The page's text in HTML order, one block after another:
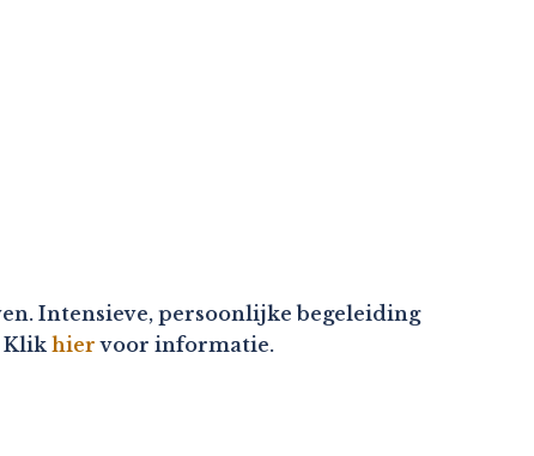
Intensieve, persoonlijke begeleiding
Klik hier voor informatie.